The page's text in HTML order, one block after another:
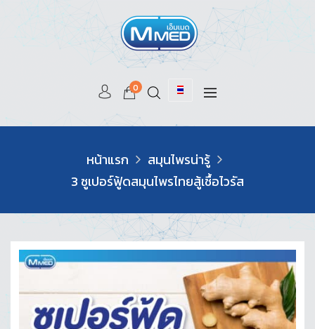
0
หน้าแรก
สมุนไพรน่ารู้
3 ซูเปอร์ฟู้ดสมุนไพรไทยสู้เชื้อไวรัส